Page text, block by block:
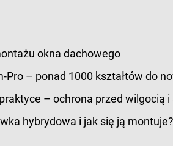
okna dachowego
Pro – ponad 1000 kształtów do
– ochrona przed wilgocią i
hybrydowa i jak się ją montuje?